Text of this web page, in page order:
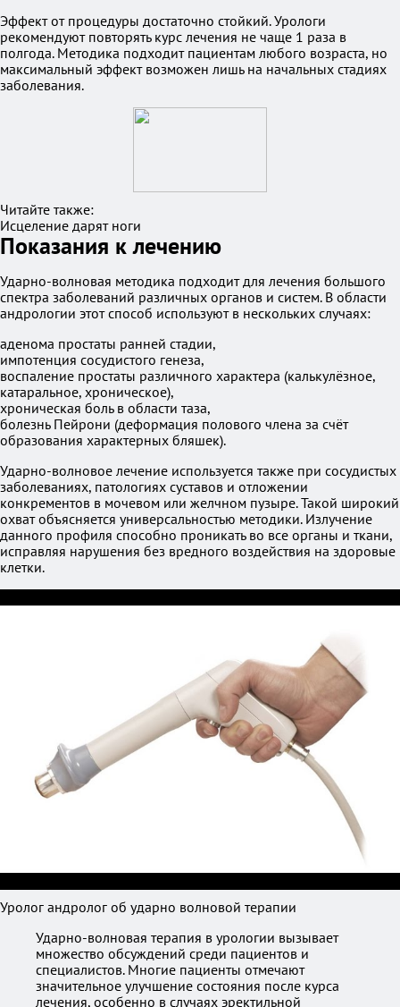
Эффект от процедуры достаточно стойкий. Урологи
рекомендуют повторять курс лечения не чаще 1 раза в
полгода. Методика подходит пациентам любого возраста, но
максимальный эффект возможен лишь на начальных стадиях
заболевания.
Читайте также:
Исцеление дарят ноги
Показания к лечению
Ударно-волновая методика подходит для лечения большого
спектра заболеваний различных органов и систем. В области
андрологии этот способ используют в нескольких случаях:
аденома простаты ранней стадии,
импотенция сосудистого генеза,
воспаление простаты различного характера (калькулёзное,
катаральное, хроническое),
хроническая боль в области таза,
болезнь Пейрони (деформация полового члена за счёт
образования характерных бляшек).
Ударно-волновое лечение используется также при сосудистых
заболеваниях, патологиях суставов и отложении
конкрементов в мочевом или желчном пузыре. Такой широкий
охват объясняется универсальностью методики. Излучение
данного профиля способно проникать во все органы и ткани,
исправляя нарушения без вредного воздействия на здоровые
клетки.
Уролог андролог об ударно волновой терапии
Ударно-волновая терапия в урологии вызывает
множество обсуждений среди пациентов и
специалистов. Многие пациенты отмечают
значительное улучшение состояния после курса
лечения, особенно в случаях эректильной